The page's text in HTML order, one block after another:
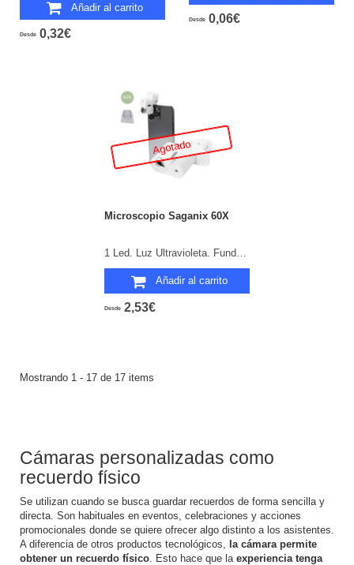
Añadir al carrito
Desde 0,32€
Desde 0,06€
Agotado
Microscopio Saganix 60X
Añadir al carrito
Desde 2,53€
Mostrando 1 - 17 de 17 items
Cámaras personalizadas como
recuerdo físico
Se utilizan cuando se busca guardar recuerdos de forma sencilla y
directa. Son habituales en eventos, celebraciones y acciones
promocionales donde se quiere ofrecer algo distinto a los asistentes.
A diferencia de otros productos tecnológicos, la cámara permite
obtener un recuerdo físico . Esto hace que la experiencia tenga